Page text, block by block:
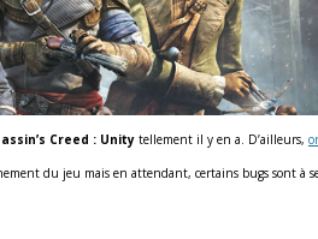
Creed : Unity tellement il y en a. D’ailleurs,
du jeu mais en attendant, certains bugs sont à